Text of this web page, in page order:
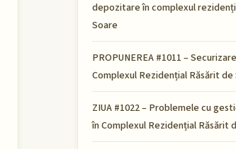
depozitare în complexul
Soare
PROPUNEREA #1011 –
Complexul Rezidențial Răsărit de
ZIUA #1022 – Problemele cu
în Complexul Rezidențial Răsărit